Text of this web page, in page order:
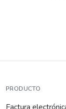
PRODUCTO